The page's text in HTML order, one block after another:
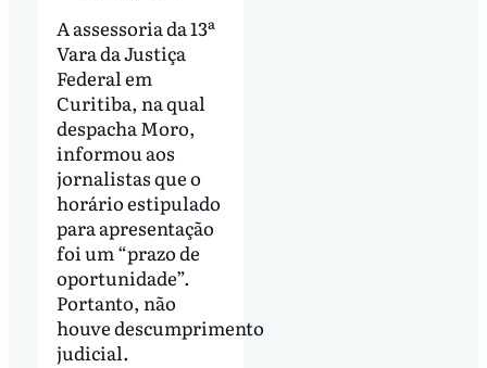
A assessoria da 13ª
Vara da Justiça
Federal em
Curitiba, na qual
despacha Moro,
informou aos
jornalistas que o
horário estipulado
para apresentação
foi um “prazo de
oportunidade”.
Portanto, não
houve descumprimento
judicial.